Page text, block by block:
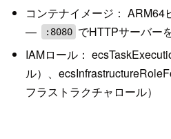
コンテナイメージ： ARM64
—
:8080 でHTTPサーバー
IAMロール：
ル）、
フラストラクチャロール）